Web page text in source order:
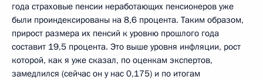
года страховые пенсии неработающих пенсионеров уже
были проиндексированы на 8,6 процента. Таким образом,
прирост размера их пенсий к уровню прошлого года
составит 19,5 процента. Это выше уровня инфляции, рост
которой, как я уже сказал, по оценкам экспертов,
замедлился (сейчас он у нас 0,175) и по итогам